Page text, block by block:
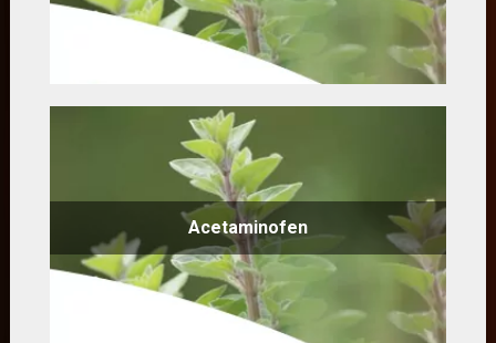
Acetaminofen